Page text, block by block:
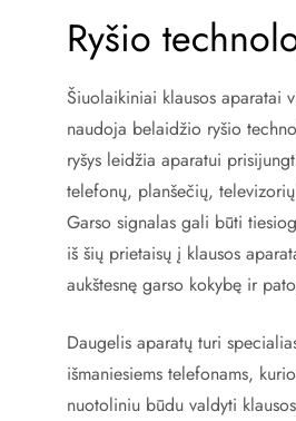
Ryšio
Šiuolaikiniai klausos aparatai
naudoja belaidžio ryšio
ryšys leidžia aparatui
telefonų, planšečių,
Garso signalas gali būti
iš šių prietaisų į klausos
aukštesnę garso kokybę ir
Daugelis aparatų turi
išmaniesiems telefonams,
nuotoliniu būdu valdyti